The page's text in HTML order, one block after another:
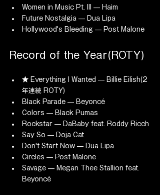
Women in Music Pt. III — Haim
Future Nostalgia — Dua Lipa
Hollywood's Bleeding — Post Malone
Record of the Year(ROTY)
★ Everything I Wanted — Billie Eilish(2
年連続 ROTY)
Black Parade — Beyoncé
Colors — Black Pumas
Rockstar — DaBaby feat. Roddy Ricch
Say So — Doja Cat
Don't Start Now — Dua Lipa
Circles — Post Malone
Savage — Megan Thee Stallion feat.
Beyoncé